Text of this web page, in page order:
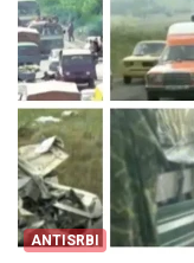
ANTISRBI